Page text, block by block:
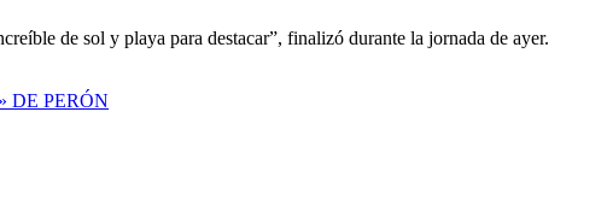
de sol y playa para destacar”, finalizó durante la jornada de ayer.
DE PERÓN